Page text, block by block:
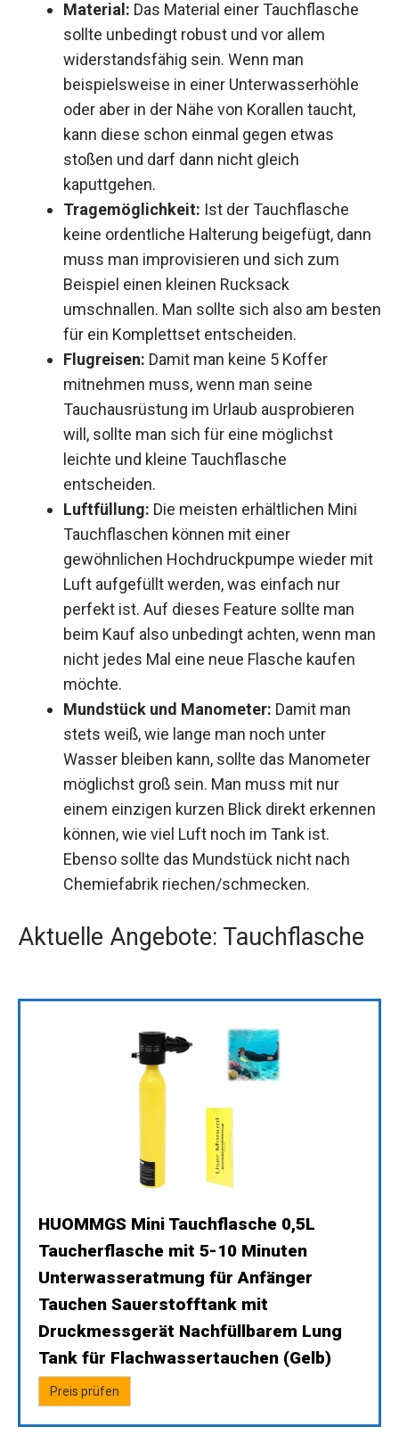
Material: Das Material einer Tauchflasche
sollte unbedingt robust und vor allem
widerstandsfähig sein. Wenn man
beispielsweise in einer Unterwasserhöhle
oder aber in der Nähe von Korallen taucht,
kann diese schon einmal gegen etwas
stoßen und darf dann nicht gleich
kaputtgehen.
Tragemöglichkeit: Ist der Tauchflasche
keine ordentliche Halterung beigefügt, dann
muss man improvisieren und sich zum
Beispiel einen kleinen Rucksack
umschnallen. Man sollte sich also am besten
für ein Komplettset entscheiden.
Flugreisen: Damit man keine 5 Koffer
mitnehmen muss, wenn man seine
Tauchausrüstung im Urlaub ausprobieren
will, sollte man sich für eine möglichst
leichte und kleine Tauchflasche
entscheiden.
Luftfüllung: Die meisten erhältlichen Mini
Tauchflaschen können mit einer
gewöhnlichen Hochdruckpumpe wieder mit
Luft aufgefüllt werden, was einfach nur
perfekt ist. Auf dieses Feature sollte man
beim Kauf also unbedingt achten, wenn man
nicht jedes Mal eine neue Flasche kaufen
möchte.
Mundstück und Manometer: Damit man
stets weiß, wie lange man noch unter
Wasser bleiben kann, sollte das Manometer
möglichst groß sein. Man muss mit nur
einem einzigen kurzen Blick direkt erkennen
können, wie viel Luft noch im Tank ist.
Ebenso sollte das Mundstück nicht nach
Chemiefabrik riechen/schmecken.
Aktuelle Angebote: Tauchflasche
HUOMMGS Mini Tauchflasche 0,5L
Taucherflasche mit 5-10 Minuten
Unterwasseratmung für Anfänger
Tauchen Sauerstofftank mit
Druckmessgerät Nachfüllbarem Lung
Tank für Flachwassertauchen (Gelb)
Preis prüfen